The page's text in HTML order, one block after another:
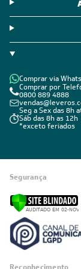
Comprar via
Comprar por
0800 889 4888
Seg a Sex das 8h
Sáb das 8h as 12h
*exceto feriados
Segurança